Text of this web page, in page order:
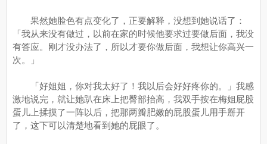
果然她脸色有点变化了，正要解释，没想到她说话了：
「我从来没有做过，以前在家的时候他要求过要做后面，我没
有答应。刚才没办法了，所以才要你做后面，我想让你高兴一
次。」
「好姐姐，你对我太好了！我以后会好好疼你的。」我感
激地说完，就让她趴在床上把臀部抬高，我双手按在梅姐屁股
蛋儿上揉摸了一阵以后，把那两瓣肥嫩的屁股蛋儿用手掰开
了，这下可以清楚地看到她的屁眼了。